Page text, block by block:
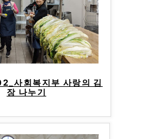
사회복지부 사랑의 김
장 나누기